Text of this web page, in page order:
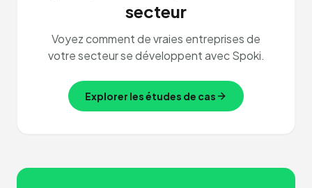
secteur
Voyez comment de vraies entreprises de
votre secteur se développent avec Spoki.
Explorer les études de cas